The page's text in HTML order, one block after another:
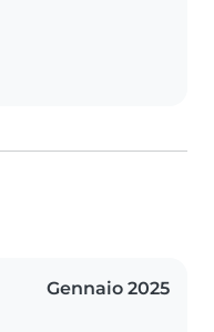
Gennaio 2025